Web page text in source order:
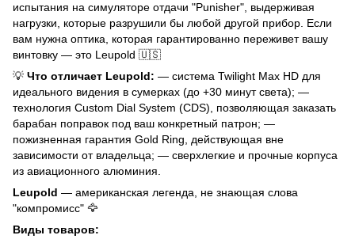
испытания на симуляторе отдачи "Punisher", выдерживая
нагрузки, которые разрушили бы любой другой прибор. Если
вам нужна оптика, которая гарантированно переживет вашу
винтовку — это Leupold 🇺🇸
💡 Что отличает Leupold: — система Twilight Max HD для
идеального видения в сумерках (до +30 минут света); —
технология Custom Dial System (CDS), позволяющая заказать
барабан поправок под ваш конкретный патрон; —
пожизненная гарантия Gold Ring, действующая вне
зависимости от владельца; — сверхлегкие и прочные корпуса
из авиационного алюминия.
Leupold — американская легенда, не знающая слова
"компромисс" 🦅
Виды товаров: